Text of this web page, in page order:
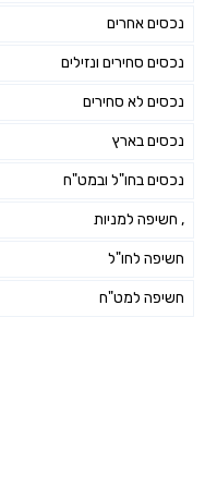
נכסים אחרים
נכסים סחירים ונזילים
נכסים לא סחירים
נכסים בארץ
נכסים בחו"ל ובמט"ח
, חשיפה למניות
חשיפה לחו"ל
חשיפה למט"ח